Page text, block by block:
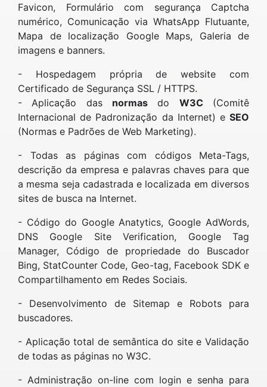
Favicon, Formulário com segurança Captcha
numérico, Comunicação via WhatsApp Flutuante,
Mapa de localização Google Maps, Galeria de
imagens e banners.
- Hospedagem própria de website com
Certificado de Segurança SSL / HTTPS.
- Aplicação das normas do W3C(Comitê
Internacional de Padronização da Internet) e SEO
(Normas e Padrões de Web Marketing).
- Todas as páginas com códigos Meta-Tags,
descrição da empresa e palavras chaves para que
a mesma seja cadastrada e localizada em diversos
sites de busca na Internet.
- Código do Google Anatytics, Google AdWords,
DNS Google Site Verification, Google Tag
Manager, Código de propriedade do Buscador
Bing, StatCounter Code, Geo-tag, Facebook SDK e
Compartilhamento em Redes Sociais.
- Desenvolvimento de Sitemap e Robots para
buscadores.
- Aplicação total de semântica do site e Validação
de todas as páginas no W3C.
- Administração on-line com login e senha para